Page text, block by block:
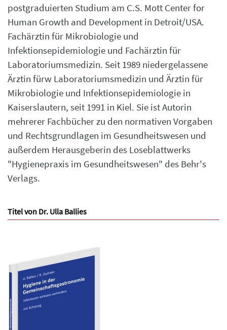
postgraduierten Studium am C.S. Mott Center for
Human Growth and Development in Detroit/USA.
Fachärztin für Mikrobiologie und
Infektionsepidemiologie und Fachärztin für
Laboratoriumsmedizin. Seit 1989 niedergelassene
Ärztin fürw Laboratoriumsmedizin und Ärztin für
Mikrobiologie und Infektionsepidemiologie in
Kaiserslautern, seit 1991 in Kiel. Sie ist Autorin
mehrerer Fachbücher zu den normativen Vorgaben
und Rechtsgrundlagen im Gesundheitswesen und
außerdem Herausgeberin des Loseblattwerks
"Hygienepraxis im Gesundheitswesen" des Behr's
Verlags.
Titel von Dr. Ulla Ballies